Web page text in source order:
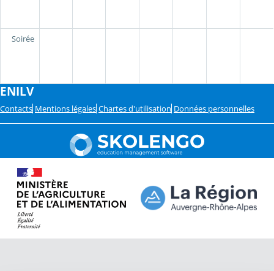
Soirée
ENILV
Contacts Mentions légales Chartes d'utilisation Données personnelles